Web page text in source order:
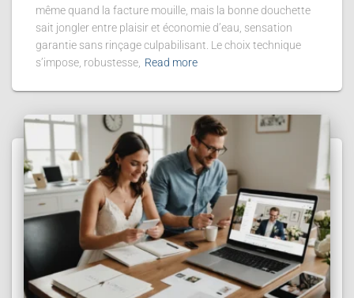
même quand la facture mouille, mais la bonne douchette
sait jongler entre plaisir et économie d’eau, sensation
garantie sans rinçage culpabilisant. Le choix technique
s’impose, robustesse, Read more